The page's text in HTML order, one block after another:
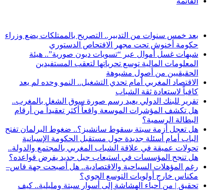
بعد خمس سنوات من التدبير.. التصريح بالممتلكات يضع وزراء
حكومة أخنوش تحت مجهر الافتحاص الدستوري
شبهات غسل أموال عبر “تسويات ديون صورية”.. هيئة
المعلومات المالية توسع تحرياتها لتعقب المستفيدين
الحقيقيين من أصول مشبوهة
الاقتصاد المغربي أمام تحدي التشغيل.. النمو وحده لم يعد
كافياً لاستعادة ثقة الشباب
تقرير للبنك الدولي يعيد رسم صورة سوق الشغل بالمغرب..
هل تكشف المؤشرات الموسعة واقعاً أكثر تعقيداً من أرقام
البطالة الرسمية؟
هل تعجل أزمة سبتة بسقوط سانشيز؟.. ضغوط البرلمان تفتح
الباب أمام أسئلة جديدة حول مستقبل الحكومة الإسبانية
تحولات عميقة في علاقة الشباب المغربي بالمجتمع والدولة..
هل تنجح المؤسسات في استيعاب جيل جديد يفرض قواعده؟
رغم المؤهلات السياحية والاقتصادية.. هل أصبحت جهة فاس–
مكناس خارج أولويات التوسع الجوي؟
تحقيق | من أحياء الهشاشة إلى أسوار سبتة ومليلية.. كيف